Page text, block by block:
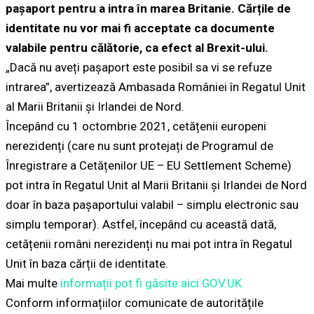
pașaport pentru a intra în marea Britanie. Cărțile de
identitate nu vor mai fi acceptate ca documente
valabile pentru călătorie, ca efect al Brexit-ului.
„Dacă nu aveți pașaport este posibil sa vi se refuze
intrarea”, avertizează Ambasada României în Regatul Unit
al Marii Britanii şi Irlandei de Nord.
Începând cu 1 octombrie 2021, cetățenii europeni
nerezidenți (care nu sunt protejați de Programul de
Înregistrare a Cetățenilor UE – EU Settlement Scheme)
pot intra în Regatul Unit al Marii Britanii și Irlandei de Nord
doar în baza pașaportului valabil – simplu electronic sau
simplu temporar). Astfel, începând cu această dată,
cetățenii români nerezidenți nu mai pot intra în Regatul
Unit în baza cărții de identitate.
Mai multe informații pot fi găsite aici GOV.UK
Conform informațiilor comunicate de autoritățile